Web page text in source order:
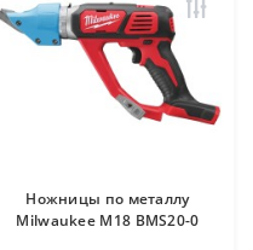
Ножницы по металлу
Milwaukee M18 BMS20-0